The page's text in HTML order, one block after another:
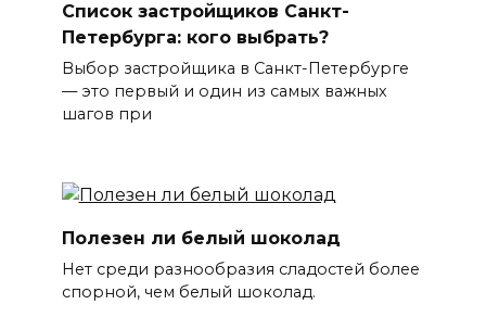
Список застройщиков Санкт-
Петербурга: кого выбрать?
Выбор застройщика в Санкт-Петербурге
— это первый и один из самых важных
шагов при
Полезен ли белый шоколад
Нет среди разнообразия сладостей более
спорной, чем белый шоколад.